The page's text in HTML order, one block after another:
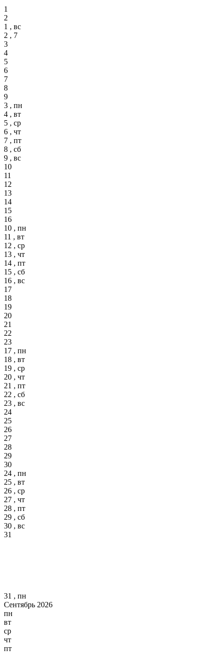
1
2
1 , вс
2 , 7
3
4
5
6
7
8
9
3 , пн
4 , вт
5 , ср
6 , чт
7 , пт
8 , сб
9 , вс
10
11
12
13
14
15
16
10 , пн
11 , вт
12 , ср
13 , чт
14 , пт
15 , сб
16 , вс
17
18
19
20
21
22
23
17 , пн
18 , вт
19 , ср
20 , чт
21 , пт
22 , сб
23 , вс
24
25
26
27
28
29
30
24 , пн
25 , вт
26 , ср
27 , чт
28 , пт
29 , сб
30 , вс
31
31 , пн
Сентябрь 2026
пн
вт
ср
чт
пт